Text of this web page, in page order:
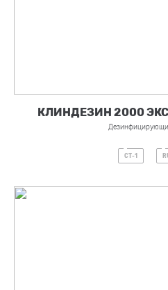
КЛИНДЕЗИН 2000
СТ-1